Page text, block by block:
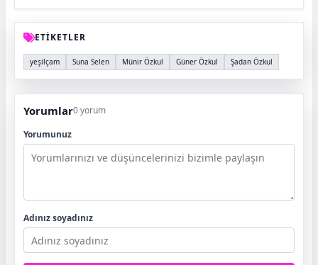
ETİKETLER
yeşilçam Suna Selen Münir Özkul Güner Özkul Şadan Özkul
Yorumlar0 yorum
Yorumunuz
Adınız soyadınız